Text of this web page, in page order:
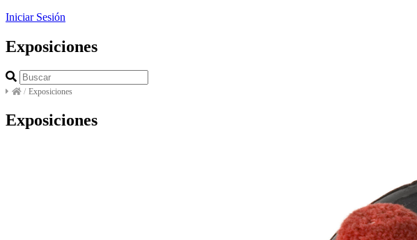
Iniciar Sesión
Exposiciones
/ Exposiciones
Exposiciones